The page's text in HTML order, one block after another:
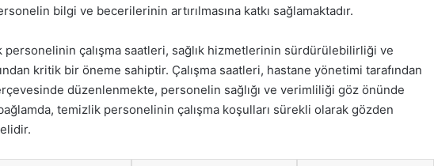
bilgi ve becerilerinin artırılmasına katkı sağlamaktadır.
çalışma saatleri, sağlık hizmetlerinin sürdürülebilirliği ve
kritik bir öneme sahiptir. Çalışma saatleri, hastane yönetimi tarafından
düzenlenmekte, personelin sağlığı ve verimliliği göz önünde
temizlik personelinin çalışma koşulları sürekli olarak gözden